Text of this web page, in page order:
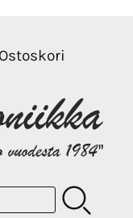
Ostoskori